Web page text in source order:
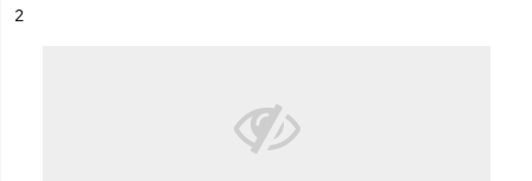
n°
2